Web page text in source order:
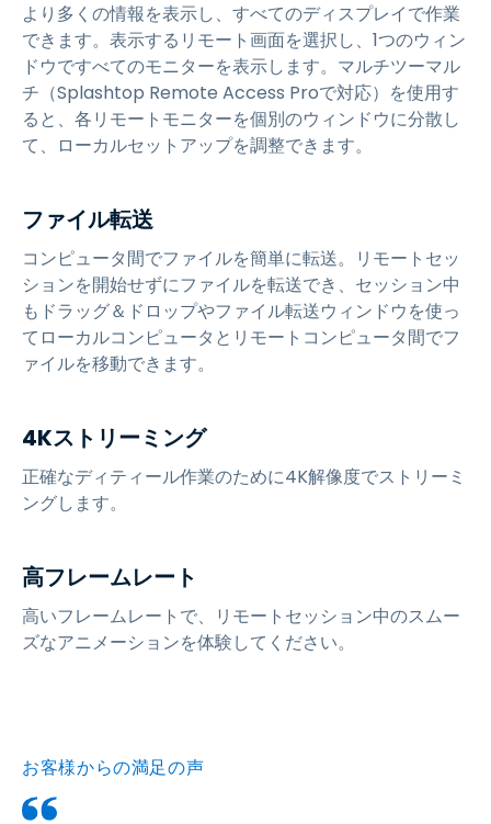
より多くの情報を表示し、すべてのディスプレイで作業
できます。表示するリモート画面を選択し、1つのウィン
ドウですべてのモニターを表示します。マルチツーマル
チ（Splashtop Remote Access Proで対応）を使用す
ると、各リモートモニターを個別のウィンドウに分散し
て、ローカルセットアップを調整できます。
ファイル転送
コンピュータ間でファイルを簡単に転送。リモートセッ
ションを開始せずにファイルを転送でき、セッション中
もドラッグ＆ドロップやファイル転送ウィンドウを使っ
てローカルコンピュータとリモートコンピュータ間でフ
ァイルを移動できます。
4Kストリーミング
正確なディティール作業のために4K解像度でストリーミ
ングします。
高フレームレート
高いフレームレートで、リモートセッション中のスムー
ズなアニメーションを体験してください。
お客様からの満足の声